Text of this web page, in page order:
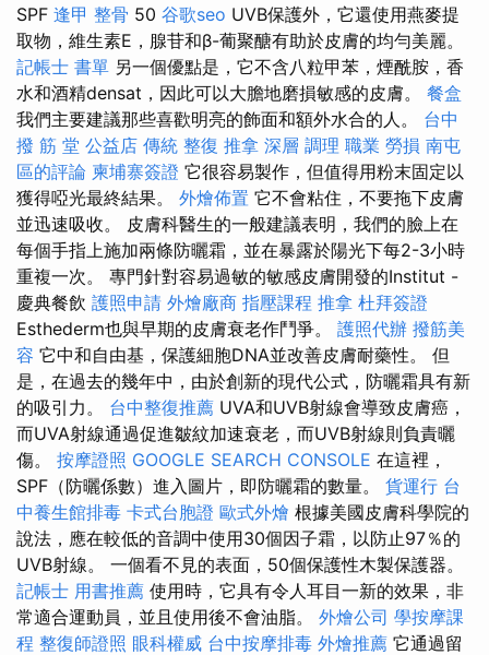
SPF 逢甲 整骨 50 谷歌seo UVB保護外，它還使用燕麥提
取物，維生素E，腺苷和β-葡聚醣有助於皮膚的均勻美麗。
記帳士 書單 另一個優點是，它不含八粒甲苯，煙酰胺，香
水和酒精densat，因此可以大膽地磨損敏感的皮膚。 餐盒
我們主要建議那些喜歡明亮的飾面和額外水合的人。 台中
撥 筋 堂 公益店 傳統 整復 推拿 深層 調理 職業 勞損 南屯
區的評論 柬埔寨簽證 它很容易製作，但值得用粉末固定以
獲得啞光最終結果。 外燴佈置 它不會粘住，不要拖下皮膚
並迅速吸收。 皮膚科醫生的一般建議表明，我們的臉上在
每個手指上施加兩條防曬霜，並在暴露於陽光下每2-3小時
重複一次。 專門針對容易過敏的敏感皮膚開發的Institut -
慶典餐飲 護照申請 外燴廠商 指壓課程 推拿 杜拜簽證
Esthederm也與早期的皮膚衰老作鬥爭。 護照代辦 撥筋美
容 它中和自由基，保護細胞DNA並改善皮膚耐藥性。 但
是，在過去的幾年中，由於創新的現代公式，防曬霜具有新
的吸引力。 台中整復推薦 UVA和UVB射線會導致皮膚癌，
而UVA射線通過促進皺紋加速衰老，而UVB射線則負責曬
傷。 按摩證照 GOOGLE SEARCH CONSOLE 在這裡，
SPF（防曬係數）進入圖片，即防曬霜的數量。 貨運行 台
中養生館排毒 卡式台胞證 歐式外燴 根據美國皮膚科學院的
說法，應在較低的音調中使用30個因子霜，以防止97％的
UVB射線。 一個看不見的表面，50個保護性木製保護器。
記帳士 用書推薦 使用時，它具有令人耳目一新的效果，非
常適合運動員，並且使用後不會油脂。 外燴公司 學按摩課
程 整復師證照 眼科權威 台中按摩排毒 外燴推薦 它通過留